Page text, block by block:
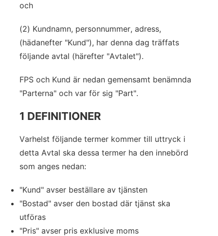
och
(2) Kundnamn, personnummer, adress,
(hädanefter "Kund"), har denna dag träffats
följande avtal (härefter "Avtalet").
FPS och Kund är nedan gemensamt benämnda
"Parterna" och var för sig "Part".
1 DEFINITIONER
Varhelst följande termer kommer till uttryck i
detta Avtal ska dessa termer ha den innebörd
som anges nedan:
"Kund" avser beställare av tjänsten
"Bostad" avser den bostad där tjänst ska
utföras
"Pris" avser pris exklusive moms